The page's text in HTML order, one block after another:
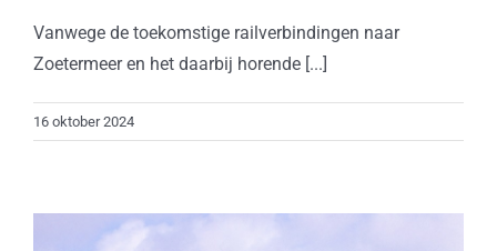
Vanwege de toekomstige railverbindingen naar
Zoetermeer en het daarbij horende [...]
16 oktober 2024